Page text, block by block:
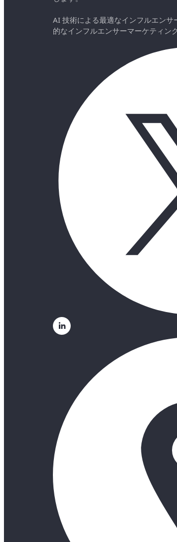
AI 技術による最適なインフルエン
的なインフルエンサーマーケティン